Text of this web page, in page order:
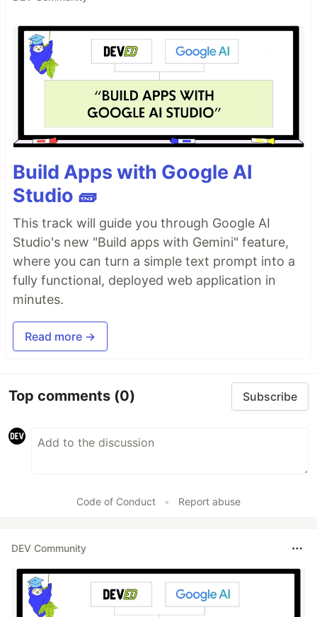
Build Apps with Google AI
Studio 🧱
This track will guide you through Google AI
Studio's new "Build apps with Gemini" feature,
where you can turn a simple text prompt into a
fully functional, deployed web application in
minutes.
Read more →
Top comments (0) Subscribe
Code of Conduct • Report abuse
DEV Community